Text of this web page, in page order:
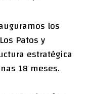
los
Patos y
estratégica
18 meses.